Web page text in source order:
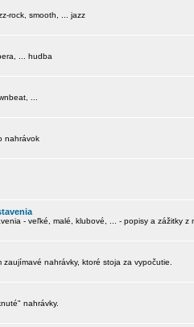
rock, smooth, ... jazz
... hudba
...
nahrávok
- veľké, malé, klubové, ... - popisy a zážitky z
nahrávky, ktoré stoja za vypočutie.
nahrávky.